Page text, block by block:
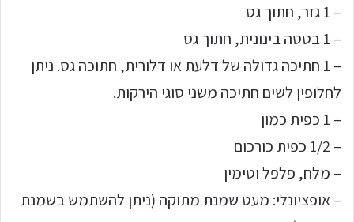
– 1 גזר, חתוך גס
– 1 בטטה בינונית, חתוך גס
– 1 חתיכה גדולה של דלעת או דלורית, חתוכה גס. ניתן
לחלופין לשים חתיכה משני סוגי הירקות.
– 1 כפית כמון
– 1/2 כפית כורכום
– מלח, פלפל וטימין
– אופציונלי: מעט שמנת מתוקה (ניתן להשתמש בשמנת